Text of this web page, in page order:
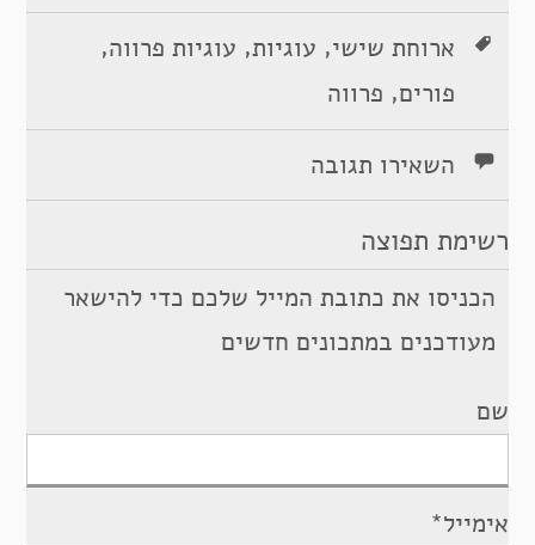
ארוחת שישי, עוגיות, עוגיות פרווה,
פורים, פרווה
השאירו תגובה
רשימת תפוצה
הכניסו את כתובת המייל שלכם כדי להישאר
מעודכנים במתכונים חדשים
שם
אימייל*